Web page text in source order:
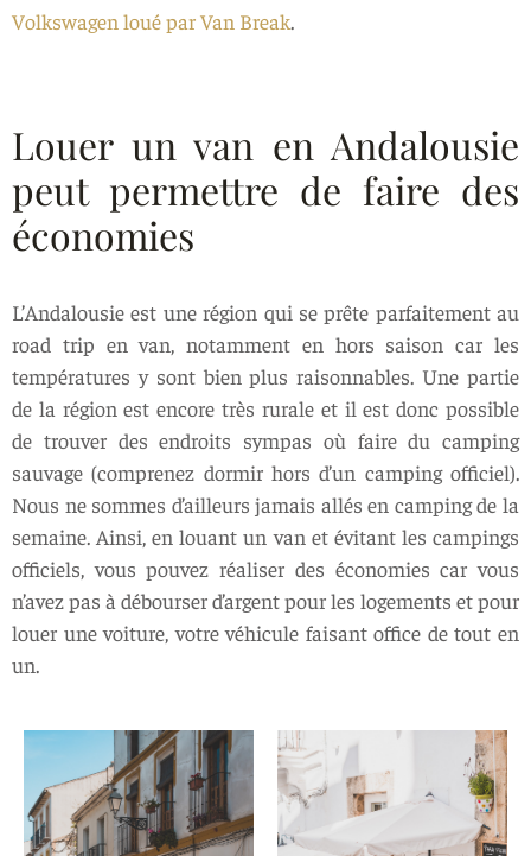
Volkswagen loué par Van Break.
Louer un van en Andalousie
peut permettre de faire des
économies
L’Andalousie est une région qui se prête parfaitement au
road trip en van, notamment en hors saison car les
températures y sont bien plus raisonnables. Une partie
de la région est encore très rurale et il est donc possible
de trouver des endroits sympas où faire du camping
sauvage (comprenez dormir hors d’un camping officiel).
Nous ne sommes d’ailleurs jamais allés en camping de la
semaine. Ainsi, en louant un van et évitant les campings
officiels, vous pouvez réaliser des économies car vous
n’avez pas à débourser d’argent pour les logements et pour
louer une voiture, votre véhicule faisant office de tout en
un.